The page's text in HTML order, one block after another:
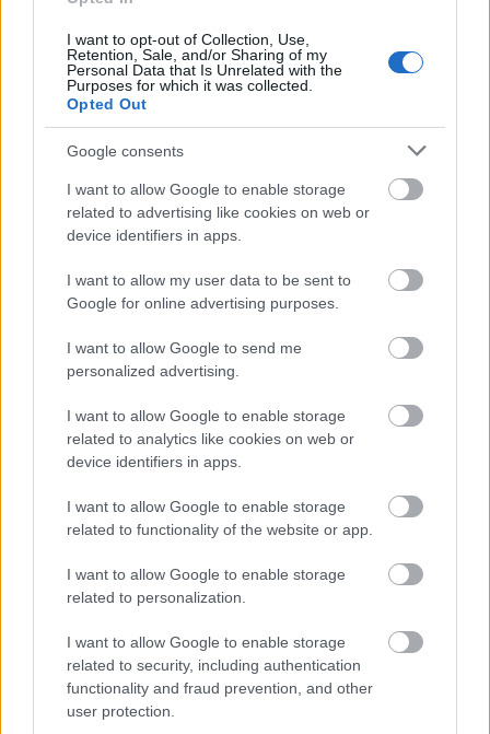
I want to opt-out of Collection, Use,
Retention, Sale, and/or Sharing of my
Personal Data that Is Unrelated with the
Purposes for which it was collected.
Opted Out
Google consents
I want to allow Google to enable storage
related to advertising like cookies on web or
device identifiers in apps.
I want to allow my user data to be sent to
Google for online advertising purposes.
I want to allow Google to send me
personalized advertising.
I want to allow Google to enable storage
related to analytics like cookies on web or
device identifiers in apps.
I want to allow Google to enable storage
related to functionality of the website or app.
I want to allow Google to enable storage
related to personalization.
I want to allow Google to enable storage
related to security, including authentication
functionality and fraud prevention, and other
user protection.
MAGYAR ÉPÍTŐK
Útépítés
BKK KM Építő Kft. Főmterv Mérnöki Tervező Zrt.
Látványos építési szakasz indult be a Flórián téri
felüljárón
A tartós nyári hőség jelentős kihívás elé állítja a KM Építőt,
ennek ellenére folyamatosan halad az aszfaltozás.
Paks II.: Mit jelent az 5. blokk új
mérföldköve a felülvizsgálat
Elkészült a Liszt Ferenc repülőtér
közelében lévő logisztikai bázis út- és